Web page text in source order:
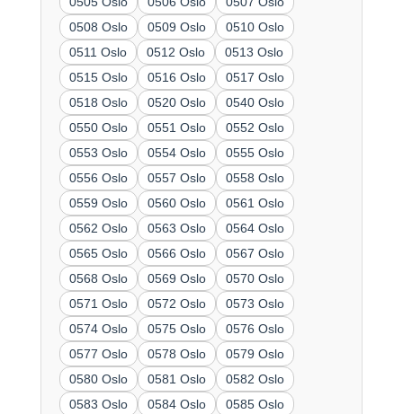
0508 Oslo
0509 Oslo
0510 Oslo
0511 Oslo
0512 Oslo
0513 Oslo
0515 Oslo
0516 Oslo
0517 Oslo
0518 Oslo
0520 Oslo
0540 Oslo
0550 Oslo
0551 Oslo
0552 Oslo
0553 Oslo
0554 Oslo
0555 Oslo
0556 Oslo
0557 Oslo
0558 Oslo
0559 Oslo
0560 Oslo
0561 Oslo
0562 Oslo
0563 Oslo
0564 Oslo
0565 Oslo
0566 Oslo
0567 Oslo
0568 Oslo
0569 Oslo
0570 Oslo
0571 Oslo
0572 Oslo
0573 Oslo
0574 Oslo
0575 Oslo
0576 Oslo
0577 Oslo
0578 Oslo
0579 Oslo
0580 Oslo
0581 Oslo
0582 Oslo
0583 Oslo
0584 Oslo
0585 Oslo